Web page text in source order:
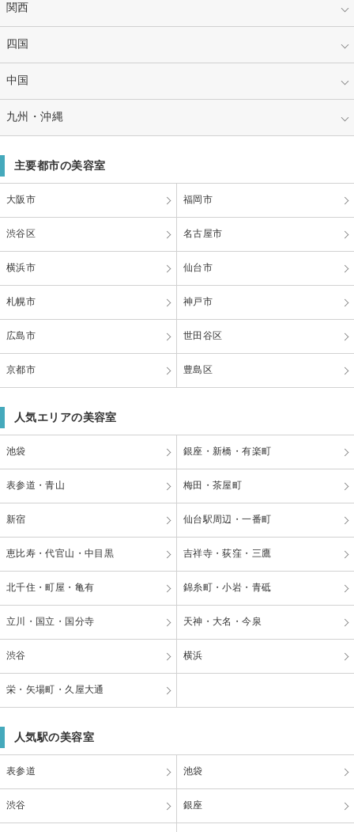
埼玉
茨城
愛知
三重
関西
大阪
京都
滋賀
四国
香川
徳島
中国
広島
島根
九州・沖縄
鹿児島 長崎
佐賀 大分
宮崎 沖縄
主要都市の美容室
大阪市 福岡市
渋谷区 名古屋市
横浜市 仙台市
札幌市 神戸市
広島市 世田谷区
京都市 豊島区
人気エリアの美容室
池袋 銀座・新橋・有楽町
表参道・青山 梅田・茶屋町
新宿 仙台駅周辺・一番町
恵比寿・代官山・中目黒 吉祥寺・荻窪・三鷹
北千住・町屋・亀有 錦糸町・小岩・青砥
立川・国立・国分寺 天神・大名・今泉
渋谷 横浜
栄・矢場町・久屋大通
人気駅の美容室
表参道 池袋
渋谷 銀座